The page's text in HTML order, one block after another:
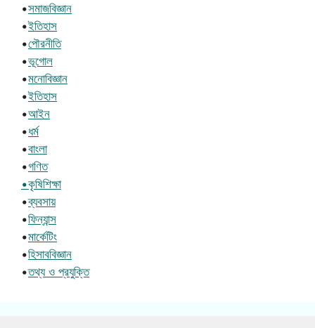
•সমাজবিজ্ঞান
•ইতিহাস
•পৌরনীতি
•ভূগোল
•মনোবিজ্ঞান
•ইতিহাস
•আইন
•ধর্ম
•বাংলা
•গণিত
•কৃষিশিক্ষা
•ব্যবসায়
•ফিন্যান্স
•মার্কেটিং
•হিসাববিজ্ঞান
•তথ্য ও প্রযুক্তি